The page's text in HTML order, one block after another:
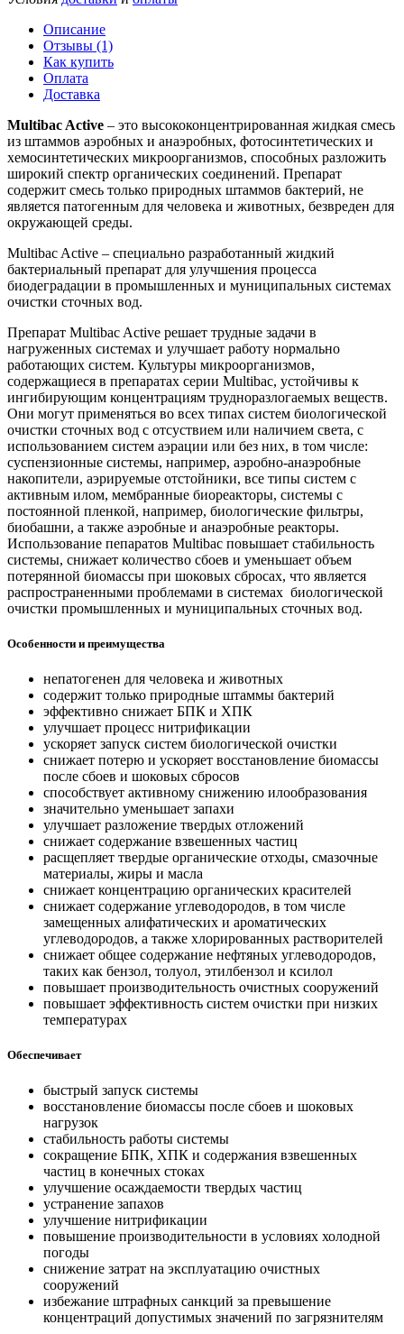
Описание
Отзывы (1)
Как купить
Оплата
Доставка
Multibac Active – это высококонцентрированная жидкая смесь
из штаммов аэробных и анаэробных, фотосинтетических и
хемосинтетических микроорганизмов, способных разложить
широкий спектр органических соединений. Препарат
содержит смесь только природных штаммов бактерий, не
является патогенным для человека и животных, безвреден для
окружающей среды.
Multibac Active – специально разработанный жидкий
бактериальный препарат для улучшения процесса
биодеградации в промышленных и муниципальных системах
очистки сточных вод.
Препарат Multibac Active решает трудные задачи в
нагруженных системах и улучшает работу нормально
работающих систем. Культуры микроорганизмов,
содержащиеся в препаратах серии Multibac, устойчивы к
ингибирующим концентрациям трудноразлогаемых веществ.
Они могут применяться во всех типах систем биологической
очистки сточных вод с отсуствием или наличием света, с
использованием систем аэрации или без них, в том числе:
суспензионные системы, например, аэробно-анаэробные
накопители, аэрируемые отстойники, все типы систем с
активным илом, мембранные биореакторы, системы с
постоянной пленкой, например, биологические фильтры,
биобашни, а также аэробные и анаэробные реакторы.
Использование пепаратов Multibac повышает стабильность
системы, снижает количество сбоев и уменьшает объем
потерянной биомассы при шоковых сбросах, что является
распространенными проблемами в системах биологической
очистки промышленных и муниципальных сточных вод.
Особенности и преимущества
непатогенен для человека и животных
содержит только природные штаммы бактерий
эффективно снижает БПК и ХПК
улучшает процесс нитрификации
ускоряет запуск систем биологической очистки
снижает потерю и ускоряет восстановление биомассы
после сбоев и шоковых сбросов
способствует активному снижению илообразования
значительно уменьшает запахи
улучшает разложение твердых отложений
снижает содержание взвешенных частиц
расщепляет твердые органические отходы, смазочные
материалы, жиры и масла
снижает концентрацию органических красителей
снижает содержание углеводородов, в том числе
замещенных алифатических и ароматических
углеводородов, а также хлорированных растворителей
снижает общее содержание нефтяных углеводородов,
таких как бензол, толуол, этилбензол и ксилол
повышает производительность очистных сооружений
повышает эффективность систем очистки при низких
температурах
Обеспечивает
быстрый запуск системы
восстановление биомассы после сбоев и шоковых
нагрузок
стабильность работы системы
сокращение БПК, ХПК и содержания взвешенных
частиц в конечных стоках
улучшение осаждаемости твердых частиц
устранение запахов
улучшение нитрификации
повышение производительности в условиях холодной
погоды
снижение затрат на эксплуатацию очистных
сооружений
избежание штрафных санкций за превышение
концентраций допустимых значений по загрязнителям